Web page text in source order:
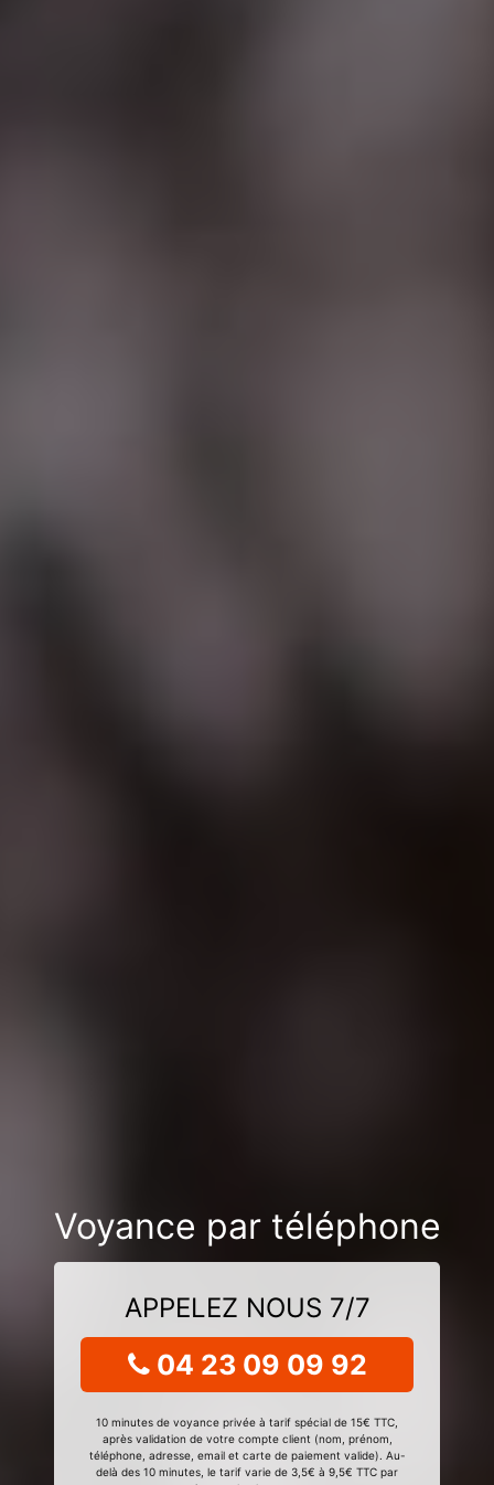
Voyance par téléphone
APPELEZ NOUS 7/7
04 23 09 09 92
10 minutes de voyance privée à tarif spécial de 15€ TTC,
après validation de votre compte client (nom, prénom,
téléphone, adresse, email et carte de paiement valide). Au-
delà des 10 minutes, le tarif varie de 3,5€ à 9,5€ TTC par